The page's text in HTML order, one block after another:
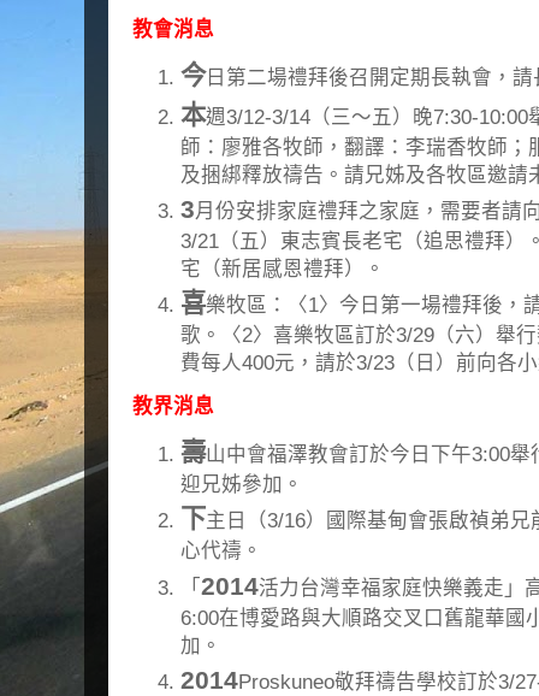
教會消息
今日第二場禮拜後召開定期長執會，
本週3/12-3/14（三～五）晚7:30-
師：廖雅各牧師，翻譯：李瑞香牧師
及捆綁釋放禱告。請兄姊及各牧區邀請
3月份安排家庭禮拜之家庭，需要者請
3/21（五）東志賓長老宅（追思禮拜）
宅（新居感恩禮拜）。
喜樂牧區：〈1〉今日第一場禮拜後，
歌。〈2〉喜樂牧區訂於3/29（六）舉
費每人400元，請於3/23（日）前向各
教界消息
壽山中會福澤教會訂於今日下午3:00
迎兄姊參加。
下主日（3/16）國際基甸會張啟禎弟
心代禱。
「 2014活力台灣幸福家庭快樂義走」
6:00在博愛路與大順路交叉口舊龍華國
加。
2014Proskuneo敬拜禱告學校訂於3/